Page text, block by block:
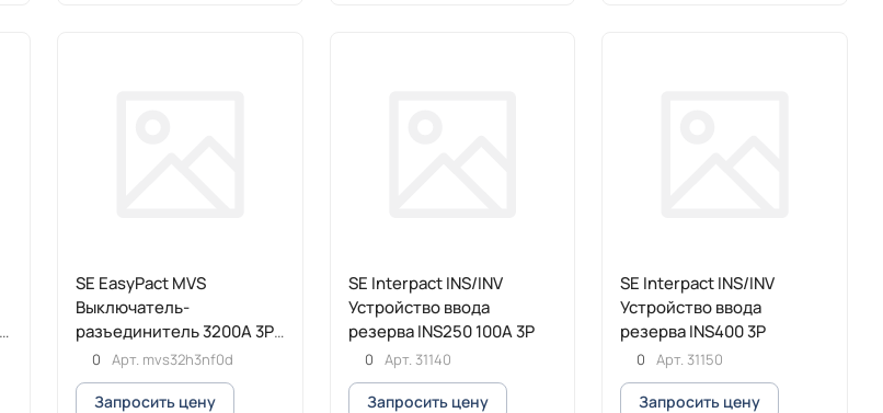
SE EasyPact MVS
Выключатель-
разъединитель 3200A 3P
65кА стационарный с
электроприводом
0 Арт. mvs32h3nf0d
Запросить цену
SE Interpact INS/INV
Устройство ввода
резерва INS250 100А 3P
0 Арт. 31140
Запросить цену
SE Interpact INS/INV
Устройство ввода
резерва INS400 3P
0 Арт.31150
Запросить цену